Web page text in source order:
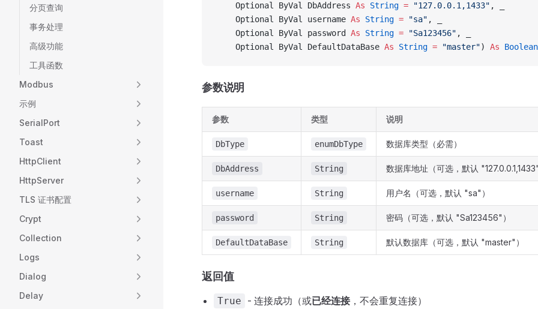
分页查询
事务处理
高级功能
工具函数
Modbus
示例
SerialPort
Toast
HttpClient
HttpServer
TLS 证书配置
Crypt
Collection
Logs
Dialog
Delay
    Optional ByVal DbAddress
As String = "127.0.0.1,1433" , _
    Optional ByVal username
As String = "sa" , _
    Optional ByVal password
As String = "Sa123456" , _
    Optional ByVal DefaultDataBase
As String = "master") As Boolean
参数说明
参数 类型 说明
DbType enumDbType 数据库类型（必需）
DbAddress String 数据库地址（可选，默认
username String 用户名（可选，默认 "sa"）
password String 密码（可选，默认 "Sa123456"）
DefaultDataBase String 默认数据库（可选，默认 "master"）
返回值
True - 连接成功（或已经连接，不会重复连接）